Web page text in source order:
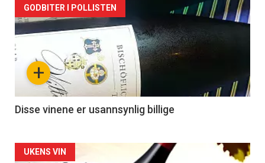
Forsiden
akkurat
nå
3
+
GODBITER I POLLISTEN
Disse vinene er usannsynlig billige
Forsiden
UKENS VIN